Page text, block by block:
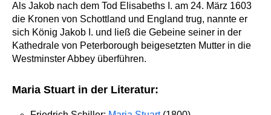
Als Jakob nach dem Tod Elisabeths I. am 24. März 1603
die Kronen von Schottland und England trug, nannte er
sich König Jakob I. und ließ die Gebeine seiner in der
Kathedrale von Peterborough beigesetzten Mutter in die
Westminster Abbey überführen.
Maria Stuart in der Literatur: